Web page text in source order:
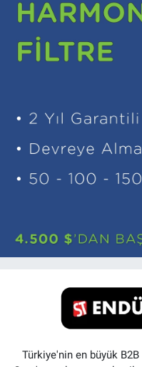
Türkiye'nin en büyük